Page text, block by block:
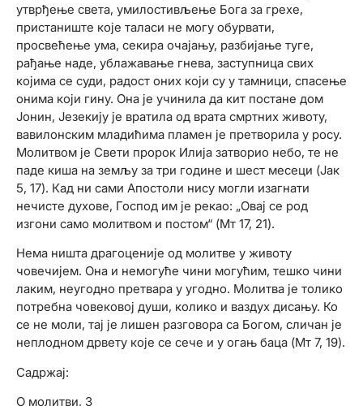
утврђење света, умилостивљење Бога за грехе,
пристаниште које таласи не могу обурвати,
просвећење ума, секира очајању, разбијање туге,
рађање наде, ублажавање гнева, заступница свих
којима се суди, радост оних који су у тамници, спасење
онима који гину. Она је учинила да кит постане дом
Јонин, Језекију је вратила од врата смртних животу,
вавилонским младићима пламен је претворила у росу.
Молитвом је Свети пророк Илија затворио небо, те не
паде киша на земљу за три године и шест месеци (Јак
5, 17). Кад ни сами Апостоли нису могли изагнати
нечисте духове, Господ им је рекао: „Овај се род
изгони само молитвом и постом“ (Мт 17, 21).
Нема ништа драгоценије од молитве у животу
човечијем. Она и немогуће чини могућим, тешко чини
лаким, неугодно претвара у угодно. Молитва је толико
потребна човековој души, колико и ваздух дисању. Ко
се не моли, тај је лишен разговора са Богом, сличан је
неплодном дрвету које се сече и у огањ баца (Мт 7, 19).
Садржај:
О молитви, 3